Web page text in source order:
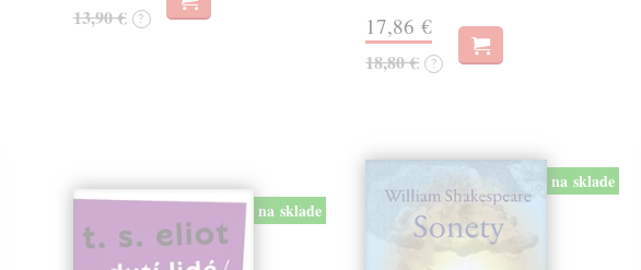
13,90 € ? 17,86 €
18,80 € ?
na sklade
na sklade